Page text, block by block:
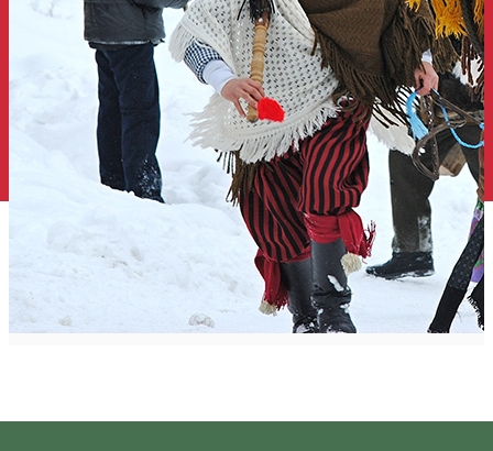
Hargita megyében